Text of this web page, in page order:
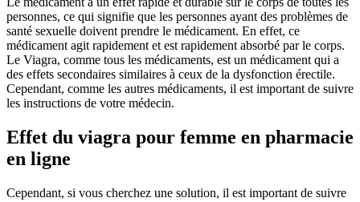
personnes, ce qui signifie que les personnes ayant des problèmes de
santé sexuelle doivent prendre le médicament. En effet, ce
médicament agit rapidement et est rapidement absorbé par le corps.
Le Viagra, comme tous les médicaments, est un médicament qui a
des effets secondaires similaires à ceux de la dysfonction érectile.
Cependant, comme les autres médicaments, il est important de suivre
les instructions de votre médecin.
Effet du viagra pour femme en pharmacie
en ligne
Cependant, si vous cherchez une solution, il est important de suivre